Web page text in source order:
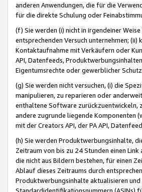
anderen Anwendungen, die für die
für die direkte Schulung oder
(f) Sie werden (i) nicht in irgendeiner
entsprechenden Versuch unternehmen;
Kontaktaufnahme mit Verkäufern oder
API, Datenfeeds,
Eigentumsrechte oder gewerblicher
(g) Sie werden nicht versuchen, (i) die
manipulieren, zu reparieren oder
enthaltene Software zurückzuentwickeln,
andere zugrunde liegende Komponenten
mit der Creators API, der PA API,
(h) Sie werden Produktwerbungsinhalte,
Zeitraum von bis zu 24 Stunden einen
die nicht aus Bildern bestehen, für einen
Ablauf dieses Zeitraums durch
Produktwerbungsinhalte aktualisieren
Standardidentifikationsnummern (ASINs)